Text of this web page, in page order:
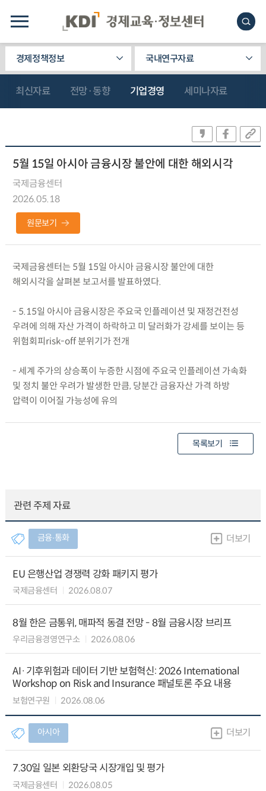
경제정책정보 국내연구자료
최신자료 전망·동향 기업경영 세미나자료
5월 15일 아시아 금융시장 불안에 대한 해외시각
국제금융센터
2026.05.18
원문보기
국제금융센터는 5월 15일 아시아 금융시장 불안에 대한
해외시각을 살펴본 보고서를 발표하였다.
- 5.15일 아시아 금융시장은 주요국 인플레이션 및 재정건전성
우려에 의해 자산 가격이 하락하고 미 달러화가 강세를 보이는 등
위험회피risk-off 분위기가 전개
- 세계 주가의 상승폭이 누증한 시점에 주요국 인플레이션 가속화
및 정치 불안 우려가 발생한 만큼, 당분간 금융자산 가격 하방
압력이 이어질 가능성에 유의
목록보기
관련 주제 자료
금융∙통화 더보기
EU 은행산업 경쟁력 강화 패키지 평가
국제금융센터 2026.08.07
8월 한은 금통위, 매파적 동결 전망 - 8월 금융시장 브리프
우리금융경영연구소 2026.08.06
AI·기후위험과 데이터 기반 보험혁신: 2026 International
Workshop on Risk and Insurance 패널토론 주요 내용
보험연구원 2026.08.06
아시아 더보기
7.30일 일본 외환당국 시장개입 및 평가
국제금융센터 2026.08.05